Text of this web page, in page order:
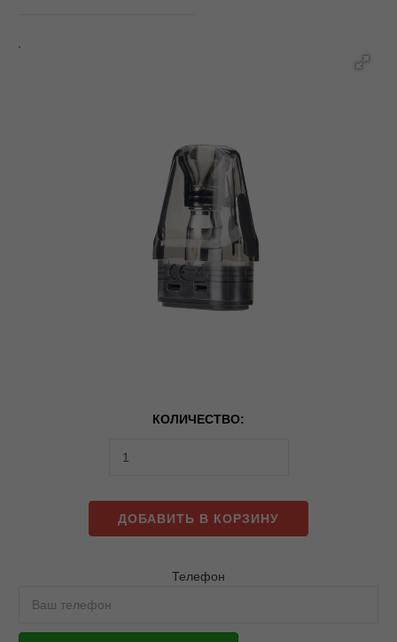
КОЛИЧЕСТВО:
ДОБАВИТЬ В КОРЗИНУ
Телефон